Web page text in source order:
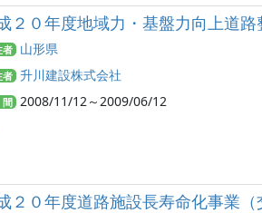
２０年度地域力・基盤力向上道
者 山形県
者 升川建設株式会社
2008/11/12～2009/06/12
２０年度道路施設長寿命化事業